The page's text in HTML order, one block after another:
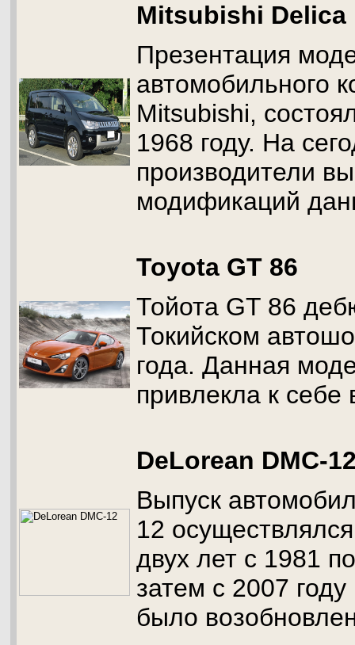
Mitsubishi Delica
Презентация
автомобильного
Mitsubishi,
1968 году. На
производители
модификаций
Toyota GT 86
Тойота GT 86
Токийском
года. Данная
привлекла к себе
DeLorean DMC-
Выпуск
12
двух лет с 1981
затем с 2007
было